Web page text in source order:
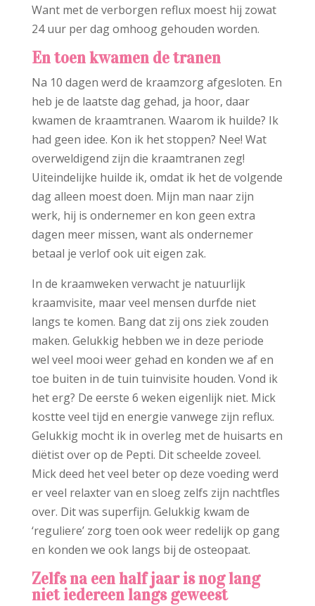
Want met de verborgen reflux moest hij zowat
24 uur per dag omhoog gehouden worden.
En toen kwamen de tranen
Na 10 dagen werd de kraamzorg afgesloten. En
heb je de laatste dag gehad, ja hoor, daar
kwamen de kraamtranen. Waarom ik huilde? Ik
had geen idee. Kon ik het stoppen? Nee! Wat
overweldigend zijn die kraamtranen zeg!
Uiteindelijke huilde ik, omdat ik het de volgende
dag alleen moest doen. Mijn man naar zijn
werk, hij is ondernemer en kon geen extra
dagen meer missen, want als ondernemer
betaal je verlof ook uit eigen zak.
In de kraamweken verwacht je natuurlijk
kraamvisite, maar veel mensen durfde niet
langs te komen. Bang dat zij ons ziek zouden
maken. Gelukkig hebben we in deze periode
wel veel mooi weer gehad en konden we af en
toe buiten in de tuin tuinvisite houden. Vond ik
het erg? De eerste 6 weken eigenlijk niet. Mick
kostte veel tijd en energie vanwege zijn reflux.
Gelukkig mocht ik in overleg met de huisarts en
diëtist over op de Pepti. Dit scheelde zoveel.
Mick deed het veel beter op deze voeding werd
er veel relaxter van en sloeg zelfs zijn nachtfles
over. Dit was superfijn. Gelukkig kwam de
‘reguliere’ zorg toen ook weer redelijk op gang
en konden we ook langs bij de osteopaat.
Zelfs na een half jaar is nog lang
niet iedereen langs geweest